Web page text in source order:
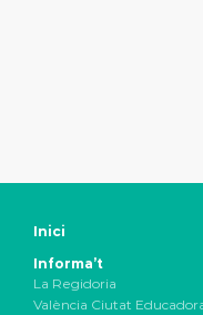
Inici
Informa’t
La Regidoria
València Ciutat